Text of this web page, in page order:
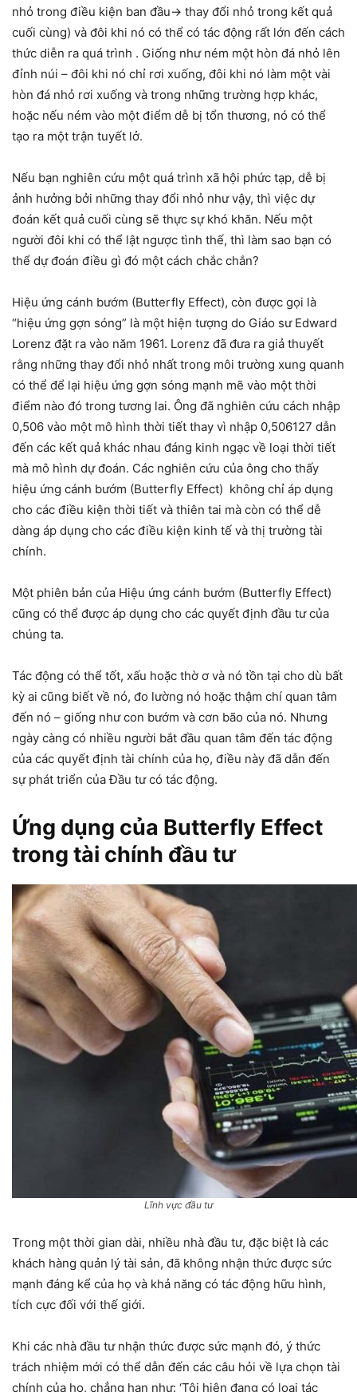
nhỏ trong điều kiện ban đầu-> thay đổi nhỏ trong kết quả
cuối cùng) và đôi khi nó có thể có tác động rất lớn đến cách
thức diễn ra quá trình . Giống như ném một hòn đá nhỏ lên
đỉnh núi – đôi khi nó chỉ rơi xuống, đôi khi nó làm một vài
hòn đá nhỏ rơi xuống và trong những trường hợp khác,
hoặc nếu ném vào một điểm dễ bị tổn thương, nó có thể
tạo ra một trận tuyết lở.
Nếu bạn nghiên cứu một quá trình xã hội phức tạp, dễ bị
ảnh hưởng bởi những thay đổi nhỏ như vậy, thì việc dự
đoán kết quả cuối cùng sẽ thực sự khó khăn. Nếu một
người đôi khi có thể lật ngược tình thế, thì làm sao bạn có
thể dự đoán điều gì đó một cách chắc chắn?
Hiệu ứng cánh bướm (Butterfly Effect), còn được gọi là
“hiệu ứng gợn sóng” là một hiện tượng do Giáo sư Edward
Lorenz đặt ra vào năm 1961. Lorenz đã đưa ra giả thuyết
rằng những thay đổi nhỏ nhất trong môi trường xung quanh
có thể để lại hiệu ứng gợn sóng mạnh mẽ vào một thời
điểm nào đó trong tương lai. Ông đã nghiên cứu cách nhập
0,506 vào một mô hình thời tiết thay vì nhập 0,506127 dẫn
đến các kết quả khác nhau đáng kinh ngạc về loại thời tiết
mà mô hình dự đoán. Các nghiên cứu của ông cho thấy
hiệu ứng cánh bướm (Butterfly Effect) không chỉ áp dụng
cho các điều kiện thời tiết và thiên tai mà còn có thể dễ
dàng áp dụng cho các điều kiện kinh tế và thị trường tài
chính.
Một phiên bản của Hiệu ứng cánh bướm (Butterfly Effect)
cũng có thể được áp dụng cho các quyết định đầu tư của
chúng ta.
Tác động có thể tốt, xấu hoặc thờ ơ và nó tồn tại cho dù bất
kỳ ai cũng biết về nó, đo lường nó hoặc thậm chí quan tâm
đến nó – giống như con bướm và cơn bão của nó. Nhưng
ngày càng có nhiều người bắt đầu quan tâm đến tác động
của các quyết định tài chính của họ, điều này đã dẫn đến
sự phát triển của Đầu tư có tác động.
Ứng dụng của Butterfly Effect
trong tài chính đầu tư
Lĩnh vực đầu tư
Trong một thời gian dài, nhiều nhà đầu tư, đặc biệt là các
khách hàng quản lý tài sản, đã không nhận thức được sức
mạnh đáng kể của họ và khả năng có tác động hữu hình,
tích cực đối với thế giới.
Khi các nhà đầu tư nhận thức được sức mạnh đó, ý thức
trách nhiệm mới có thể dẫn đến các câu hỏi về lựa chọn tài
chính của họ, chẳng hạn như: ‘Tôi hiện đang có loại tác